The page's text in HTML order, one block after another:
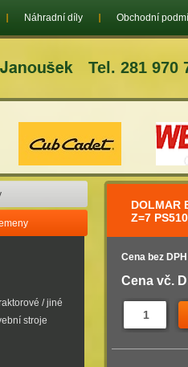
Tel. 281 970
Náhradní díly Obchodní
/ jiné
stroje
DOLMAR
Z=7
Cena bez
Cena vč.